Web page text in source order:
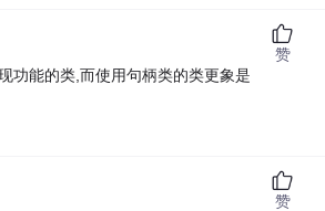
功能的类,而使用句柄类的类更象是
赞
赞